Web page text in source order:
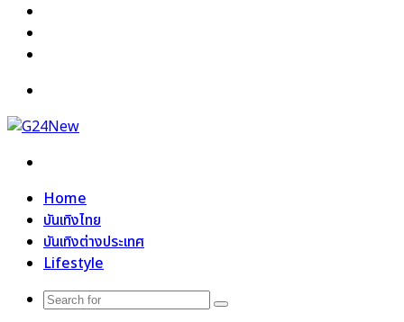
Home
บันเทิงไทย
บันเทิงต่างประเทศ
Lifestyle
Search